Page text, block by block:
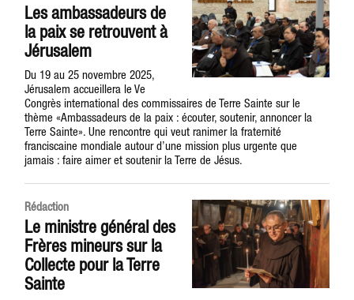
Les ambassadeurs de
la paix se retrouvent à
Jérusalem
Du 19 au 25 novembre 2025,
Jérusalem accueillera le Ve
Congrès international des commissaires de Terre Sainte sur le
thème «Ambassadeurs de la paix : écouter, soutenir, annoncer la
Terre Sainte». Une rencontre qui veut ranimer la fraternité
franciscaine mondiale autour d’une mission plus urgente que
jamais : faire aimer et soutenir la Terre de Jésus.
Rédaction
Le ministre général des
Frères mineurs sur la
Collecte pour la Terre
Sainte